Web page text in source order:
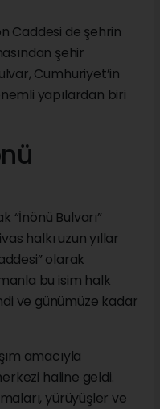
Caddesi de şehrin
şehir
Cumhuriyet’in
yapılardan biri
“İnönü Bulvarı”
halkı uzun yıllar
olarak
bu isim halk
ve günümüze kadar
amacıyla
haline geldi.
yürüyüşler ve